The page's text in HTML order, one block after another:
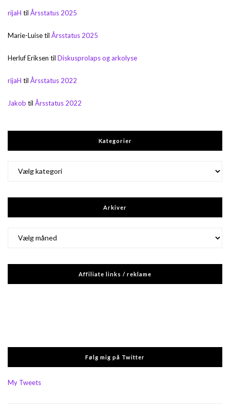
rijaH til Årsstatus 2025
Marie-Luisetil Årsstatus 2025
Herluf Eriksen til Diskusprolaps og arkolyse
rijaH til Årsstatus 2022
Jakob til Årsstatus 2022
Kategorier
Arkiver
Affiliate links / reklame
Følg mig på Twitter
My Tweets